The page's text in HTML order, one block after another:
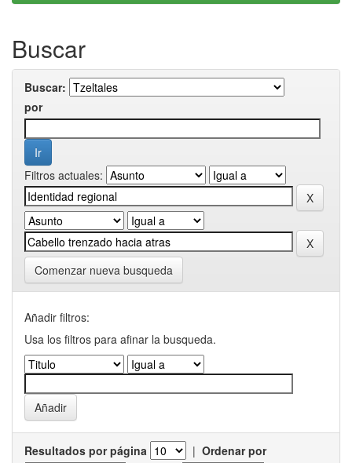
Buscar
Buscar:
por
Filtros actuales:
Comenzar nueva busqueda
Añadir filtros:
Usa los filtros para afinar la busqueda.
Resultados por página | Ordenar por